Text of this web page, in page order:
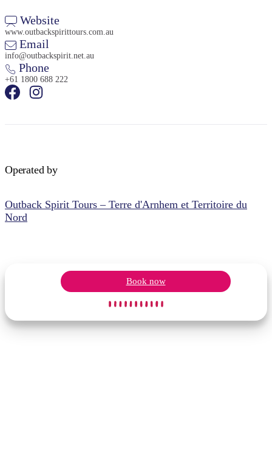
Website
www.outbackspirittours.com.au
Email
info@outbackspirit.net.au
Phone
+61 1800 688 222
Operated by
Outback Spirit Tours – Terre d'Arnhem et Territoire du
Nord
Book now